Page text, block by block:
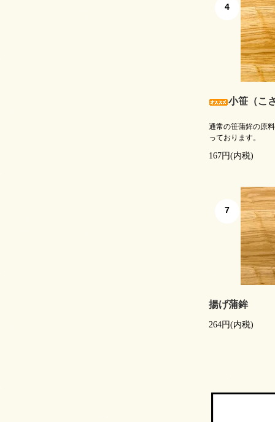
4
小笹（こ
通常の笹蒲鉾の原
っております。
167円(内税)
7
揚げ蒲鉾
264円(内税)